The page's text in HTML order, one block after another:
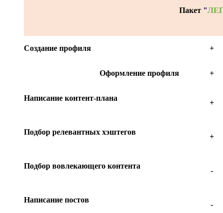
Пакет "
Создание профиля +
Оформление профиля +
Написание контент-плана
+
Подбор релевантных хэштегов
+
Подбор вовлекающего контента
-
Написание постов
-